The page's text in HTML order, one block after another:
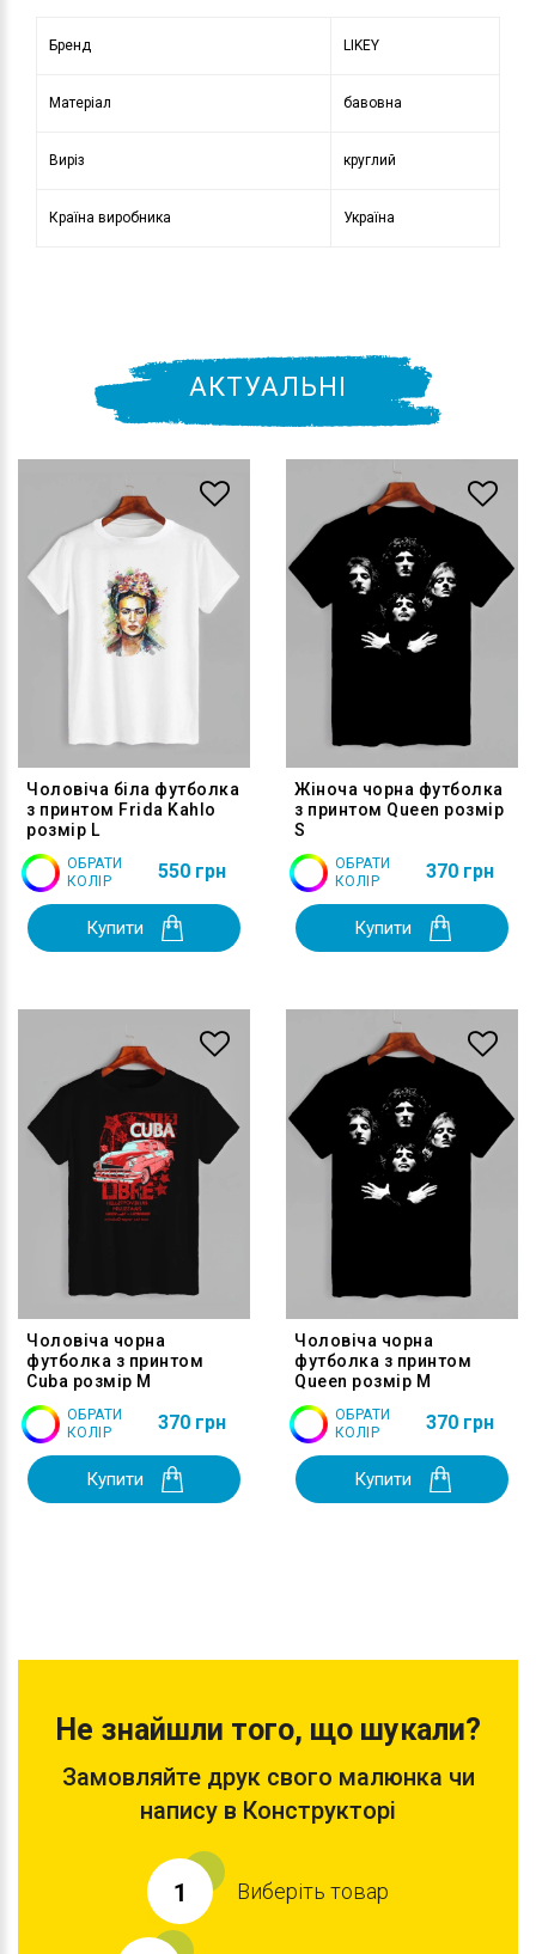
Бренд LIKEY
Матеріал бавовна
Виріз круглий
Країна виробника Україна
АКТУАЛЬНІ
Чоловіча біла футболка
з принтом Frida Kahlo
розмір L
ОБРАТИ
КОЛІР
550 грн
Купити
Жіноча чорна футболка
з принтом Queen розмір
S
ОБРАТИ
КОЛІР
370 грн
Купити
Чоловіча чорна
футболка з принтом
Cuba розмір M
ОБРАТИ
КОЛІР
370 грн
Купити
Чоловіча чорна
футболка з принтом
Queen розмір M
ОБРАТИ
КОЛІР
370 грн
Купити
Не знайшли того, що шукали?
Замовляйте друк свого малюнка чи
напису в Конструкторі
1 Виберіть товар